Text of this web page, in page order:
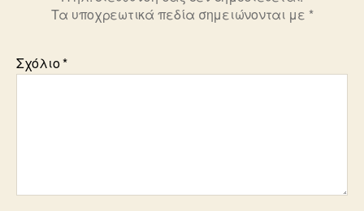
Τα υποχρεωτικά πεδία σημειώνονται με *
Σχόλιο*